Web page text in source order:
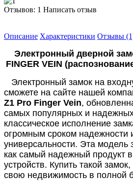
Отзывов: 1 Написать отзыв
Описание Характеристики Отзывы
Электронный дверной
FINGER VEIN
Электронный замок на
сможете на сайте нашей
Z1 Pro Finger Vein,
самых популярных и
классическое исполнение
огромным сроком надежности
универсальности. Эта модель
как самый надежный продукт
устройств. Купить такой
свою недвижимость в полной